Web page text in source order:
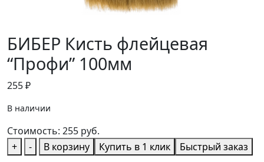
БИБЕР Кисть флейцевая
“Профи” 100мм
255₽
В наличии
Стоимость: 255 руб.
+
Количество
товара
- В корзину Купить в 1 клик Быстрый заказ